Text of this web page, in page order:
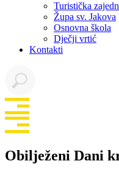
Turistička
Župa sv. Jakova
Osnovna škola
Dječji vrtić
Kontakti
Obilježeni Dani